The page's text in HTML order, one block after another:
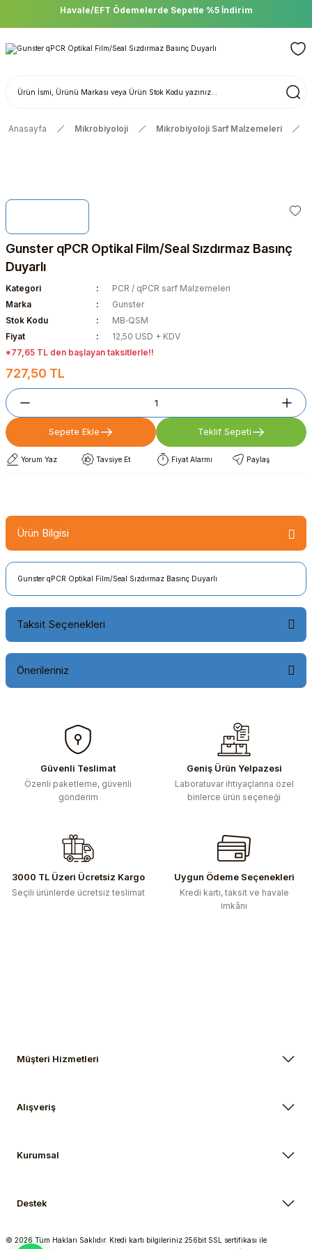
Havale/EFT Ödemelerde Sepette %5 İndirim
Anasayfa Mikrobiyoloji Mikrobiyoloji Sarf Malzemeleri
Gunster qPCR Optikal Film/Seal Sızdırmaz Basınç
Duyarlı
Kategori
PCR / qPCR sarf Malzemeleri
Marka
Gunster
Stok Kodu
MB‐QSM
Fiyat
12,50 USD + KDV
*77,65 TL den başlayan taksitlerle!!
727,50 TL
Sepete Ekle Teklif Sepeti
Yorum Yaz Tavsiye Et Fiyat Alarmı Paylaş
Ürün Bilgisi
Gunster qPCR Optikal Film/Seal Sızdırmaz Basınç Duyarlı
Taksit Seçenekleri
Önerileriniz
konularda yetersiz gördüğünüz noktaları öneri formunu
kullanarak tarafımıza iletebilirsiniz.
Görüş ve önerileriniz için teşekkür ederiz.
Ürün resmi kalitesiz, bozuk veya görüntülenemiyor.
Ürün fiyatı diğer sitelerden daha pahalı.
Bu ürüne benzer farklı alternatifler olmalı.
Güvenli Teslimat
Özenli paketleme, güvenli
gönderim
Geniş Ürün Yelpazesi
Laboratuvar ihtiyaçlarına özel
binlerce ürün seçeneği
3000 TL Üzeri Ücretsiz Kargo
Seçili ürünlerde ücretsiz teslimat
Uygun Ödeme Seçenekleri
Kredi kartı, taksit ve havale
imkânı
Müşteri Hizmetleri
Alışveriş
Kurumsal
Destek
© 2026 Tüm Hakları Saklıdır. Kredi kartı bilgileriniz 256bit SSL sertifikası ile